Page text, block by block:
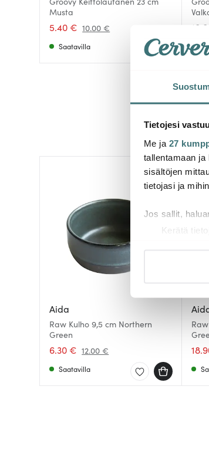
Tietojesi
Me ja 27
tallentamaan
sisältöjen
tietojasi ja
Jos sallit,
Kerätä
Musta
5.40 € 10.00 €
Saatavilla
Aida
Raw Kulho 9,5 cm Northern
Green
6.30 € 12.00 €
-47%
Saatavilla